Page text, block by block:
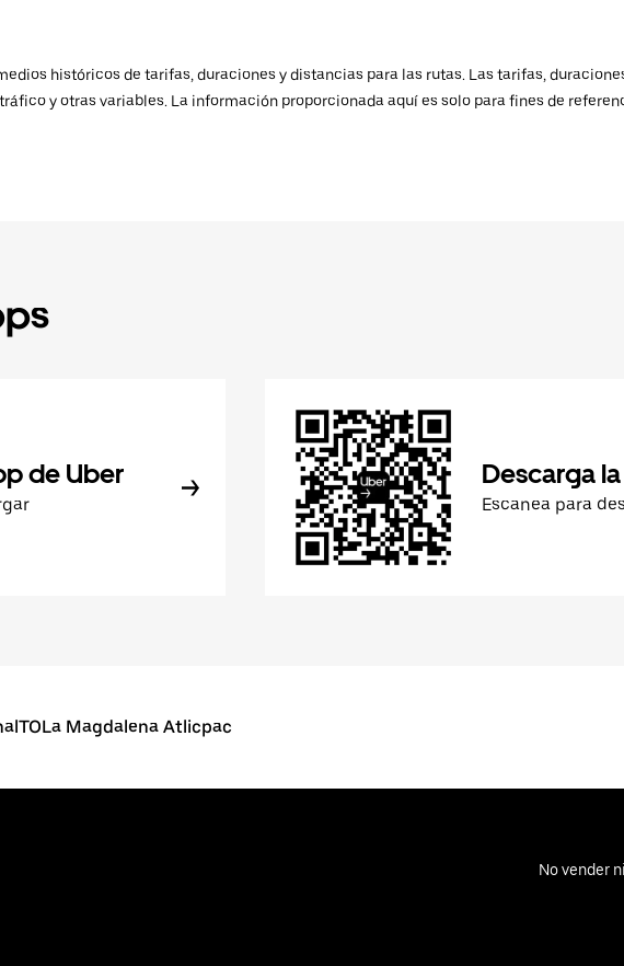
históricos de tarifas, duraciones y distancias para las rutas. Las tarifas,
y otras variables. La información proporcionada aquí es solo para fines de
de Uber Descarga
Escanea para
Magdalena Atlicpac
No vender